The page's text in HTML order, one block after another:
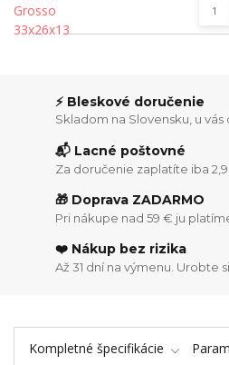
⚡ Bleskové doručenie
Skladom na Slovensku, u vás
📬 Lacné poštovné
Za doručenie zaplatíte iba
🎁 Doprava ZADARMO
Pri nákupe nad 59 € ju
❤️ Nákup bez rizika
Až 31 dní na výmenu. Urobte
Kompletné špecifikácie